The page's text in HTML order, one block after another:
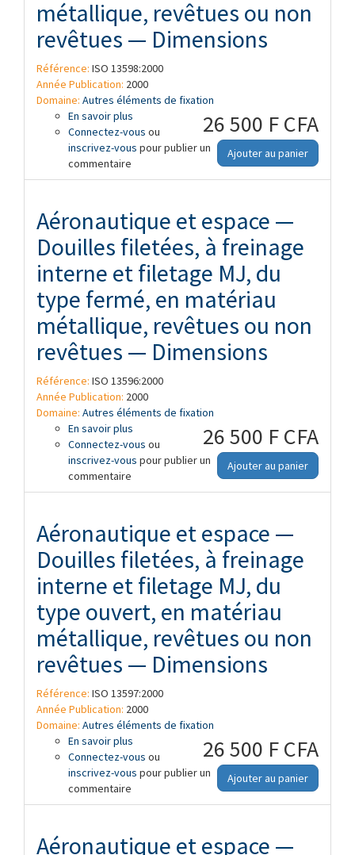
métallique, revêtues ou non
revêtues — Dimensions
Référence: ISO 13598:2000
Année Publication: 2000
Domaine: Autres éléments de fixation
26 500 F CFA
Ajouter au panier
En savoir plus à propos de Aéronautique et espace —
Douilles filetées, à freinage interne et
filetage MJ, à joues réduites, du type
fermé, en matériau métallique, revêtues
ou non revêtues — Dimensions
Connectez-vous ou
inscrivez-vous pour publier un
commentaire
Aéronautique et espace —
Douilles filetées, à freinage
interne et filetage MJ, du
type fermé, en matériau
métallique, revêtues ou non
revêtues — Dimensions
Référence: ISO 13596:2000
Année Publication: 2000
Domaine: Autres éléments de fixation
26 500 F CFA
Ajouter au panier
En savoir plus à propos de Aéronautique et espace —
Douilles filetées, à freinage interne et
filetage MJ, du type fermé, en matériau
métallique, revêtues ou non revêtues —
Dimensions
Connectez-vous ou
inscrivez-vous pour publier un
commentaire
Aéronautique et espace —
Douilles filetées, à freinage
interne et filetage MJ, du
type ouvert, en matériau
métallique, revêtues ou non
revêtues — Dimensions
Référence: ISO 13597:2000
Année Publication: 2000
Domaine: Autres éléments de fixation
26 500 F CFA
Ajouter au panier
En savoir plus à propos de Aéronautique et espace —
Douilles filetées, à freinage interne et
filetage MJ, du type ouvert, en matériau
métallique, revêtues ou non revêtues —
Dimensions
Connectez-vous ou
inscrivez-vous pour publier un
commentaire
Aéronautique et espace —